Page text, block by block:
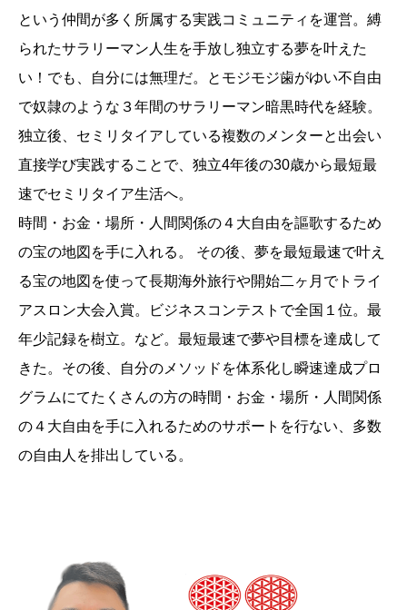
という仲間が多く所属する実践コミュニティを運営。縛
られたサラリーマン人生を手放し独立する夢を叶えた
い！でも、自分には無理だ。とモジモジ歯がゆい不自由
で奴隷のような３年間のサラリーマン暗黒時代を経験。
独立後、セミリタイアしている複数のメンターと出会い
直接学び実践することで、独立4年後の30歳から最短最
速でセミリタイア生活へ。
時間・お金・場所・人間関係の４大自由を謳歌するため
の宝の地図を手に入れる。 その後、夢を最短最速で叶え
る宝の地図を使って長期海外旅行や開始二ヶ月でトライ
アスロン大会入賞。ビジネスコンテストで全国１位。最
年少記録を樹立。など。最短最速で夢や目標を達成して
きた。その後、自分のメソッドを体系化し瞬速達成プロ
グラムにてたくさんの方の時間・お金・場所・人間関係
の４大自由を手に入れるためのサポートを行ない、多数
の自由人を排出している。